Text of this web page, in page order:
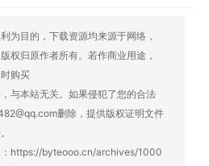
为目的，下载资源均来源于网络，
权归原作者所有。若作商业用途，
购买
与本站无关。如果侵犯了您的合法
删除，提供版权证明文件
https://byteooo.cn/archives/1000